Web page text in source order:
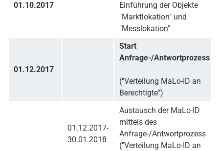
01.10.2017
Einführung der Objekte
"Marktlokation" und
"Messlokation"
01.12.2017
Start
Anfrage-/Antwortprozess
("Verteilung MaLo-ID an
Berechtigte")
01.12.2017-
30.01.2018
Austausch der MaLo-ID
mittels des
Anfrage-/Antwortprozess
("Verteilung MaLo-ID an